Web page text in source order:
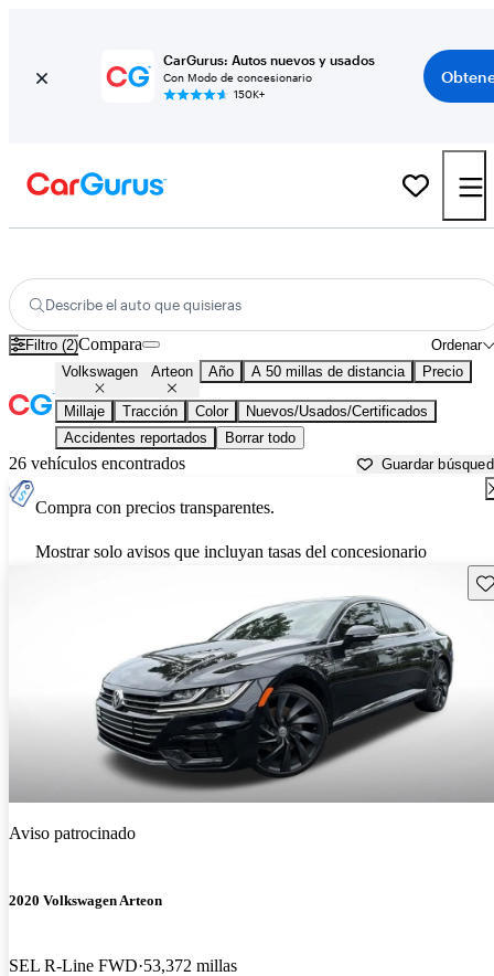
CarGurus: Autos nuevos y usados
Con Modo de concesionario
150K+
Describe el auto que quisieras
Filtro (2) Ordenar
Compara
Volkswagen Arteon Año A 50 millas de distancia Precio
Millaje Tracción Color
Nuevos/Usados/Certificados
Accidentes reportados
Borrar todo
26 vehículos encontrados Guardar
Compra con precios transparentes.
Mostrar solo avisos que incluyan tasas del concesionario
Aviso patrocinado
2020 Volkswagen Arteon
SEL R-Line FWD 53,372 millas